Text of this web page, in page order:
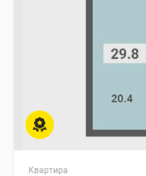
Квартира